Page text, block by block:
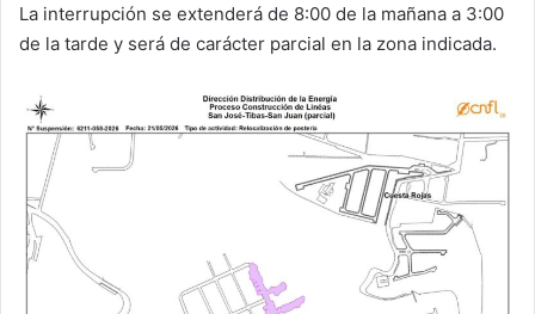
La interrupción se extenderá de 8:00 de la mañana a 3:00
de la tarde y será de carácter parcial en la zona indicada.